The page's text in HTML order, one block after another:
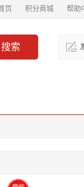
页 积分商城 帮助
